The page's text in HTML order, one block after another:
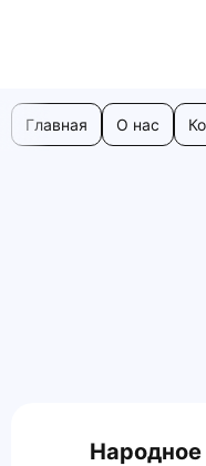
Главная О нас